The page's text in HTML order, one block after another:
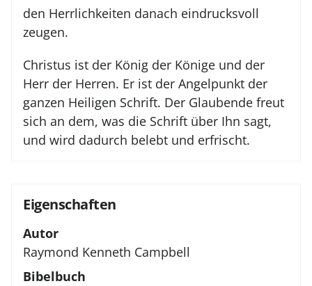
den Herrlichkeiten danach eindrucksvoll
zeugen.
Christus ist der König der Könige und der
Herr der Herren. Er ist der Angelpunkt der
ganzen Heiligen Schrift. Der Glaubende freut
sich an dem, was die Schrift über Ihn sagt,
und wird dadurch belebt und erfrischt.
Eigenschaften
Autor
Raymond Kenneth Campbell
Bibelbuch